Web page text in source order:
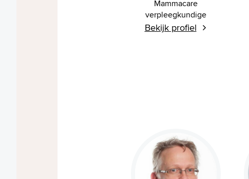
Mammacare
verpleegkundige
Bekijk profiel